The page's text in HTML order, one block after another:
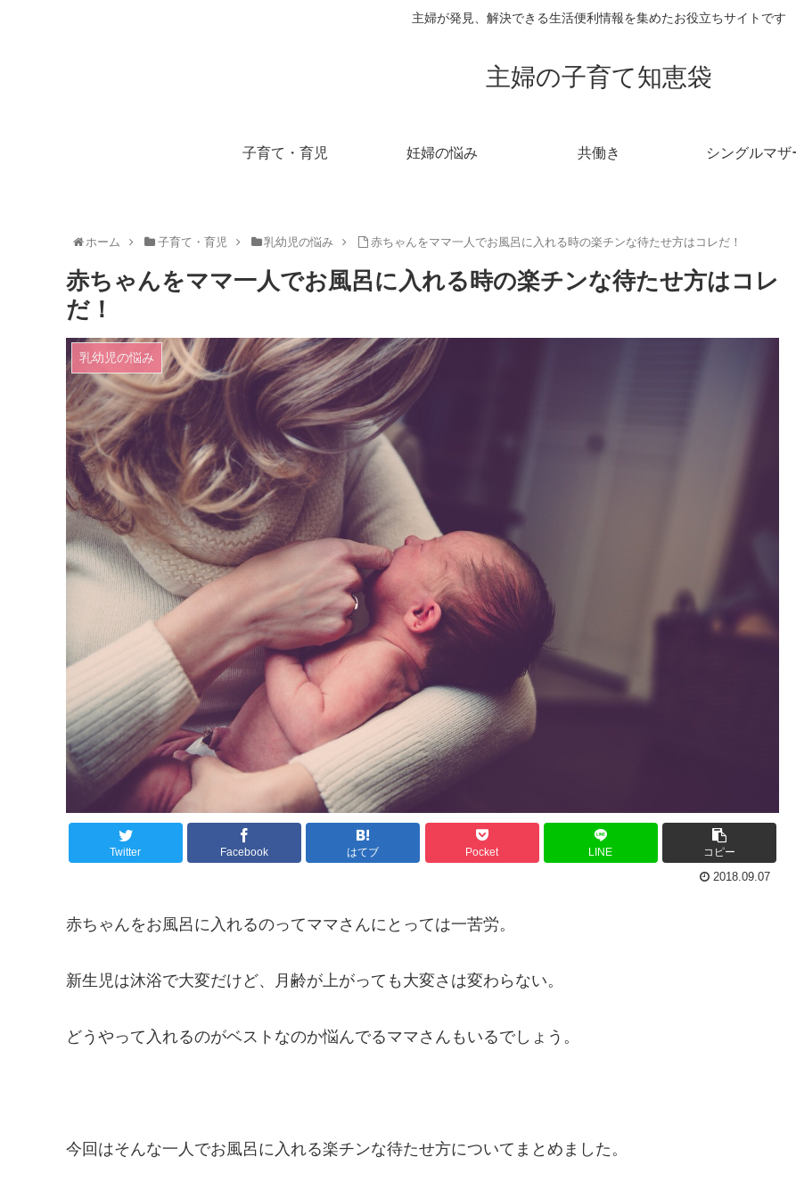
主婦が発見、解決できる生活便利情報を集めたお役立ちサイトです
主婦の子育て知恵袋
子育て・育児 妊婦の悩み 共働き シングルマザ
ホーム 子育て・育児 乳幼児の悩み 赤ちゃんをママ一人でお風呂に入れる時の楽チンな待たせ方はコレだ！
赤ちゃんをママ一人でお風呂に入れる時の楽チンな待たせ方はコレ
だ！
乳幼児の悩み
Twitter Facebook はてブ Pocket LINE
コピー
2018.09.07
赤ちゃんをお風呂に入れるのってママさんにとっては一苦労。
新生児は沐浴で大変だけど、月齢が上がっても大変さは変わらない。
どうやって入れるのがベストなのか悩んでるママさんもいるでしょう。
今回はそんな一人でお風呂に入れる楽チンな待たせ方についてまとめました。